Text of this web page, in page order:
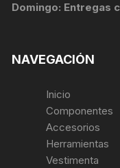
Domingo: Entregas
NAVEGACIÓN
Inicio
Componentes
Accesorios
Herramientas
Vestimenta